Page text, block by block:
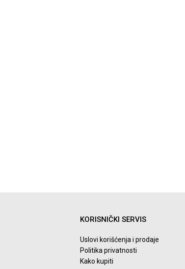
KORISNIČKI SERVIS
Uslovi korišćenja i prodaje
Politika privatnosti
Kako kupiti